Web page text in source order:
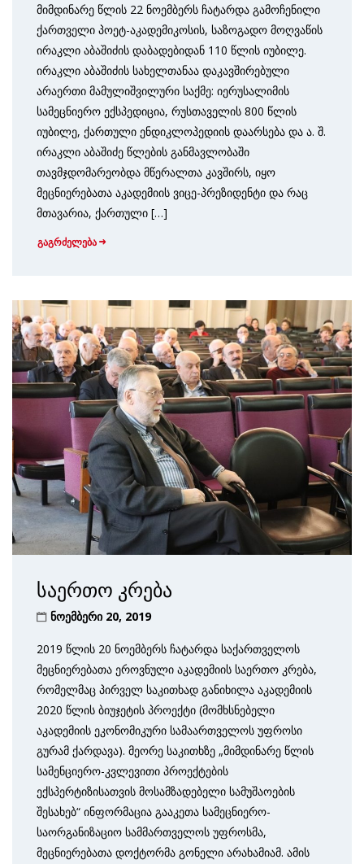
მიმდინარე წლის 22 ნოემბერს ჩატარდა გამოჩენილი
ქართველი პოეტ-აკადემიკოსის, საზოგადო მოღვაწის
ირაკლი აბაშიძის დაბადებიდან 110 წლის იუბილე.
ირაკლი აბაშიძის სახელთანაა დაკავშირებული
არაერთი მამულიშვილური საქმე: იერუსალიმის
სამეცნიერო ექსპედიცია, რუსთაველის 800 წლის
იუბილე, ქართული ენდიკლოპედიის დაარსება და ა. შ.
ირაკლი აბაშიძე წლების განმავლობაში
თავმჯდომარეობდა მწერალთა კავშირს, იყო
მეცნიერებათა აკადემიის ვიცე-პრეზიდენტი და რაც
მთავარია, ქართული […]
გაგრძელება
საერთო კრება
ნოემბერი 20, 2019
2019 წლის 20 ნოემბერს ჩატარდა საქართველოს
მეცნიერებათა ეროვნული აკადემიის საერთო კრება,
რომელმაც პირველ საკითხად განიხილა აკადემიის
2020 წლის ბიუჯეტის პროექტი (მომხსნებელი
აკადემიის ეკონომიკური სამაართველოს უფროსი
გურამ ქარდავა). მეორე საკითხზე „მიმდინარე წლის
სამენციერო-კვლევითი პროექტების
ექსპერტიზისათვის მოსამზადებელი სამუშაოების
შესახებ“ ინფორმაცია გააკეთა სამეცნიერო-
საორგანიზაციო სამმართველოს უფროსმა,
მეცნიერებათა დოქტორმა გონელი არახამიამ. ამის